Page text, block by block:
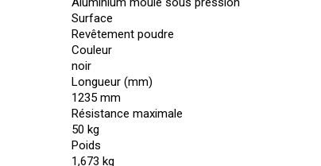
Surface
Revêtement poudre
Couleur
noir
Longueur (mm)
1235 mm
Résistance maximale
50 kg
Poids
1,673 kg